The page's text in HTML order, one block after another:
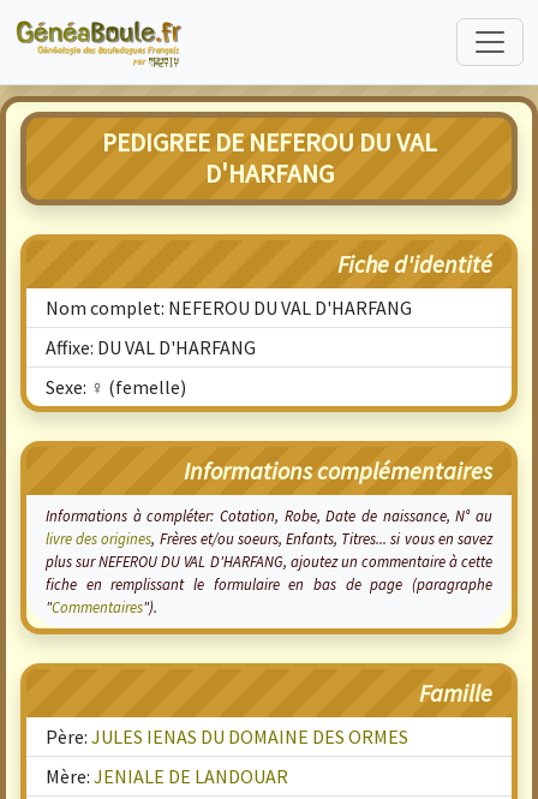
PEDIGREE DE NEFEROU DU VAL
D'HARFANG
Fiche d'identité
Nom complet: NEFEROU DU VAL D'HARFANG
Affixe: DU VAL D'HARFANG
Sexe: ♀ (femelle)
Informations complémentaires
Informations à compléter: Cotation, Robe, Date de naissance, N° au
livre des origines, Frères et/ou soeurs, Enfants, Titres... si vous en savez
plus sur NEFEROU DU VAL D'HARFANG, ajoutez un commentaire à cette
fiche en remplissant le formulaire en bas de page (paragraphe
"Commentaires").
Famille
Père: JULES IENAS DU DOMAINE DES ORMES
Mère: JENIALE DE LANDOUAR